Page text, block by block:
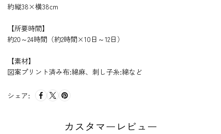
約縦38×横38cm
【所要時間】
約20～24時間（約2時間×10日～12日）
【素材】
図案プリント済み布:綿麻、刺し子糸:綿など
シェア:
カスタマーレビュー